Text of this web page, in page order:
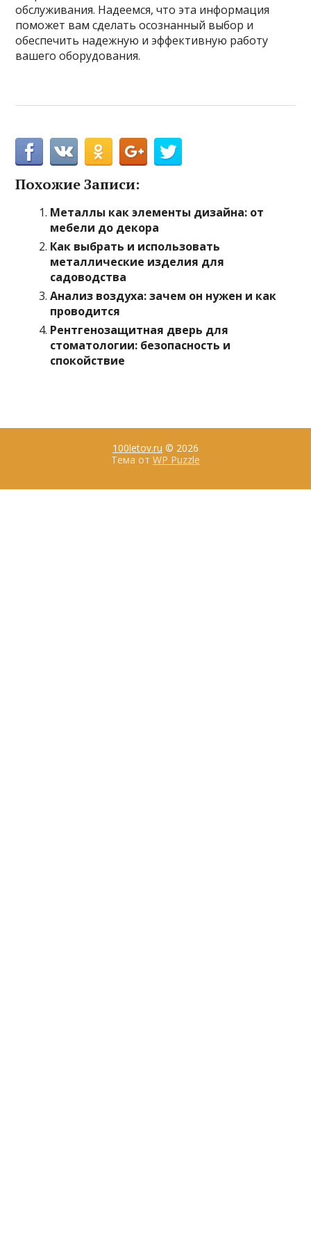
обслуживания. Надеемся, что эта информация
поможет вам сделать осознанный выбор и
обеспечить надежную и эффективную работу
вашего оборудования.
Похожие Записи:
Металлы как элементы дизайна: от
мебели до декора
Как выбрать и использовать
металлические изделия для
садоводства
Анализ воздуха: зачем он нужен и как
проводится
Рентгенозащитная дверь для
стоматологии: безопасность и
спокойствие
100letov.ru © 2026
Тема от WP Puzzle